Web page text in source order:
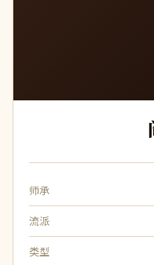
师承
流派
类型